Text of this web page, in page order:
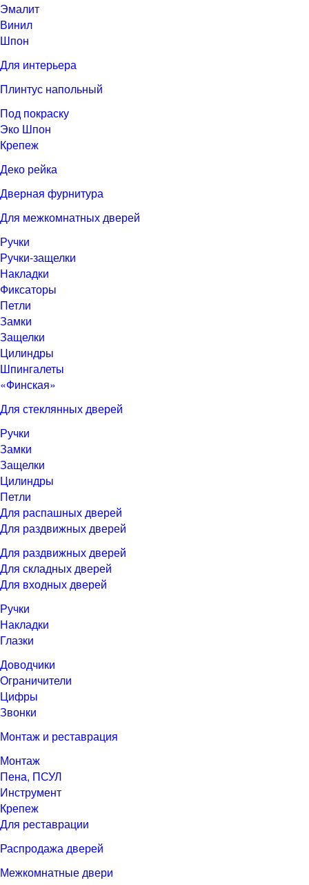
Эмалит
Винил
Шпон
Для интерьера
Плинтус напольный
Под покраску
Эко Шпон
Крепеж
Деко рейка
Дверная фурнитура
Для межкомнатных дверей
Ручки
Ручки-защелки
Накладки
Фиксаторы
Петли
Замки
Защелки
Цилиндры
Шпингалеты
«Финская»
Для стеклянных дверей
Ручки
Замки
Защелки
Цилиндры
Петли
Для распашных дверей
Для раздвижных дверей
Для раздвижных дверей
Для складных дверей
Для входных дверей
Ручки
Накладки
Глазки
Доводчики
Ограничители
Цифры
Звонки
Монтаж и реставрация
Монтаж
Пена, ПСУЛ
Инструмент
Крепеж
Для реставрации
Распродажа дверей
Межкомнатные двери